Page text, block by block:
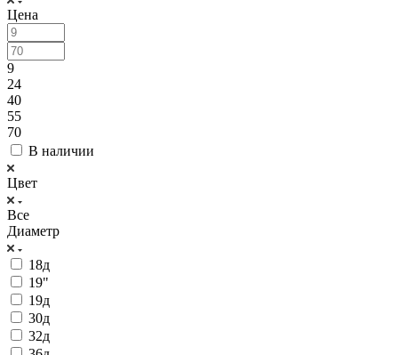
Цена
9
24
40
55
70
В наличии
Цвет
Все
Диаметр
18д
19"
19д
30д
32д